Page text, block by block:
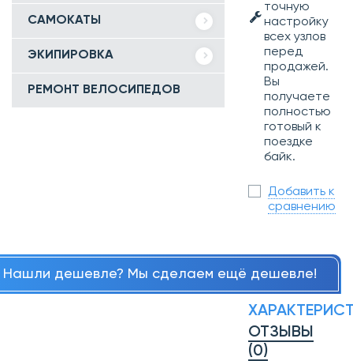
САМОКАТЫ
ЭКИПИРОВКА
РЕМОНТ ВЕЛОСИПЕДОВ
точную
настройку
всех узлов
перед
продажей.
Вы
получаете
полностью
готовый к
поездке
байк.
Добавить к
сравнению
Нашли дешевле? Мы сделаем ещё дешевле!
ОТЗЫВЫ
(0)